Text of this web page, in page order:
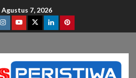
Agustus 7, 2026